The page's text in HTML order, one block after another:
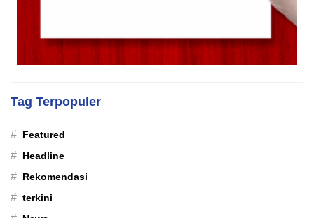
Tag Terpopuler
# Featured
# Headline
# Rekomendasi
# terkini